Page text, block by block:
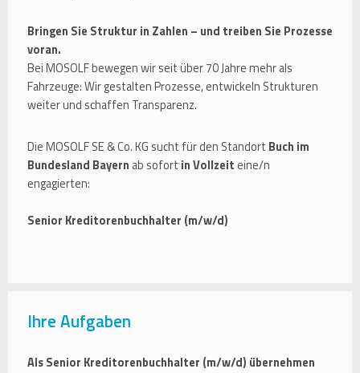
Bringen Sie Struktur in Zahlen – und treiben Sie Prozesse
voran.
Bei MOSOLF bewegen wir seit über 70 Jahre mehr als
Fahrzeuge: Wir gestalten Prozesse, entwickeln Strukturen
weiter und schaffen Transparenz.
Die MOSOLF SE & Co. KG sucht für den Standort Buch im
Bundesland Bayern ab sofort in Vollzeit eine/n
engagierten:
Senior Kreditorenbuchhalter (m/w/d)
Ihre Aufgaben
Als Senior Kreditorenbuchhalter (m/w/d) übernehmen